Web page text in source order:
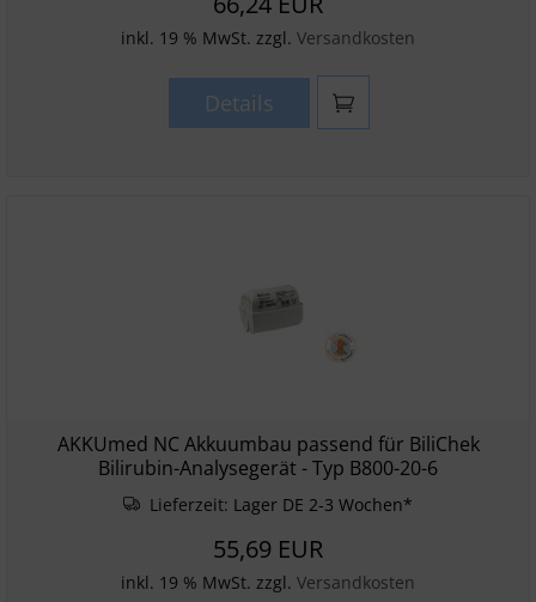
inkl. 19 % MwSt. zzgl. Versandkosten
Details
AKKUmed NC Akkuumbau passend für BiliChek
Bilirubin-Analysegerät - Typ B800-20-6
Lieferzeit: Lager DE 2-3 Wochen*
55,69 EUR
inkl. 19 % MwSt. zzgl. Versandkosten